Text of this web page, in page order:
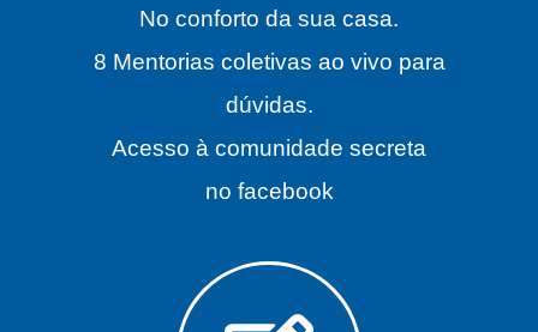
No conforto da sua casa.
8 Mentorias coletivas ao vivo para
dúvidas.
Acesso à comunidade secreta
no facebook